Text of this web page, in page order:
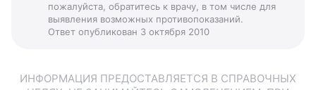
пожалуйста, обратитесь к врачу, в том числе для
выявления возможных противопоказаний.
Ответ опубликован 3 октября 2010
ИНФОРМАЦИЯ ПРЕДОСТАВЛЯЕТСЯ В СПРАВОЧНЫХ